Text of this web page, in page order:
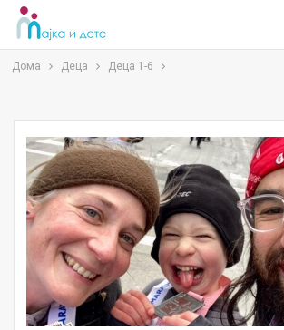
Дома Деца Деца 1-6